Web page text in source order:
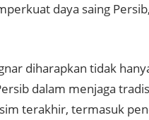
daya saing
diharapkan tidak
dalam menjaga
terakhir, termasuk